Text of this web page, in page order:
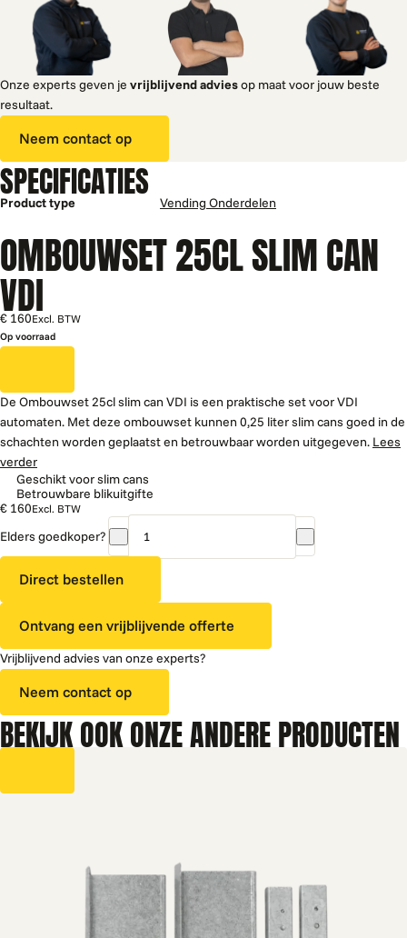
Onze experts geven je vrijblijvend adviesop maat voor jouw beste
resultaat.
Neem contact op
SPECIFICATIES
Product type Vending Onderdelen
OMBOUWSET 25CL SLIM CAN
VDI
€ 160Excl. BTW
Op voorraad
De Ombouwset 25cl slim can VDI is een praktische set voor VDI
automaten. Met deze ombouwset kunnen 0,25 liter slim cans goed in de
schachten worden geplaatst en betrouwbaar worden uitgegeven. Lees
verder
Geschikt voor slim cans
Betrouwbare blikuitgifte
€ 160Excl. BTW
Elders goedkoper?
Ombouwset
slim
VDI
Direct bestellen
Ontvang een vrijblijvende offerte
Vrijblijvend advies van onze experts?
Neem contact op
BEKIJK OOK ONZE ANDERE PRODUCTEN